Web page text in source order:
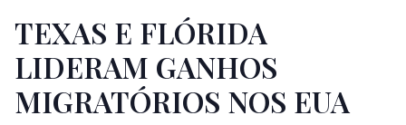
TEXAS E FLÓRIDA
LIDERAM GANHOS
MIGRATÓRIOS NOS EUA